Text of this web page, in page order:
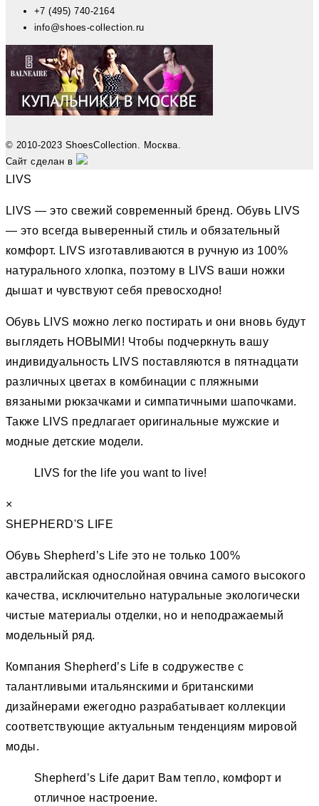
+7 (495) 740-2164
info@shoes-collection.ru
© 2010-2023 ShoesCollection. Москва.
Сайт сделан в
LIVS
LIVS — это свежий современный бренд. Обувь LIVS
— это всегда выверенный стиль и обязательный
комфорт. LIVS изготавливаются в ручную из 100%
натурального хлопка, поэтому в LIVS ваши ножки
дышат и чувствуют себя превосходно!
Обувь LIVS можно легко постирать и они вновь будут
выглядеть НОВЫМИ! Чтобы подчеркнуть вашу
индивидуальность LIVS поставляются в пятнадцати
различных цветах в комбинации с пляжными
вязаными рюкзачками и симпатичными шапочками.
Также LIVS предлагает оригинальные мужские и
модные детские модели.
LIVS for the life you want to live!
×
SHEPHERD'S LIFE
Обувь Shepherd’s Life это не только 100%
австралийская однослойная овчина самого высокого
качества, исключительно натуральные экологически
чистые материалы отделки, но и неподражаемый
модельный ряд.
Компания Shepherd’s Life в содружестве с
талантливыми итальянскими и британскими
дизайнерами ежегодно разрабатывает коллекции
соответствующие актуальным тенденциям мировой
моды.
Shepherd’s Life дарит Вам тепло, комфорт и
отличное настроение.